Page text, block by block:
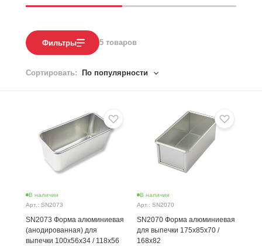
Фильтры 5 товаров
Сортировать: По популярности
В наличии
Арт.: SN2073
SN2073 Форма алюминиевая
(анодированная) для
выпечки 100х56х34 / 118х56
В наличии
Арт.: SN2070
SN2070 Форма алюминиевая
для выпечки 175х85х70 /
168х82